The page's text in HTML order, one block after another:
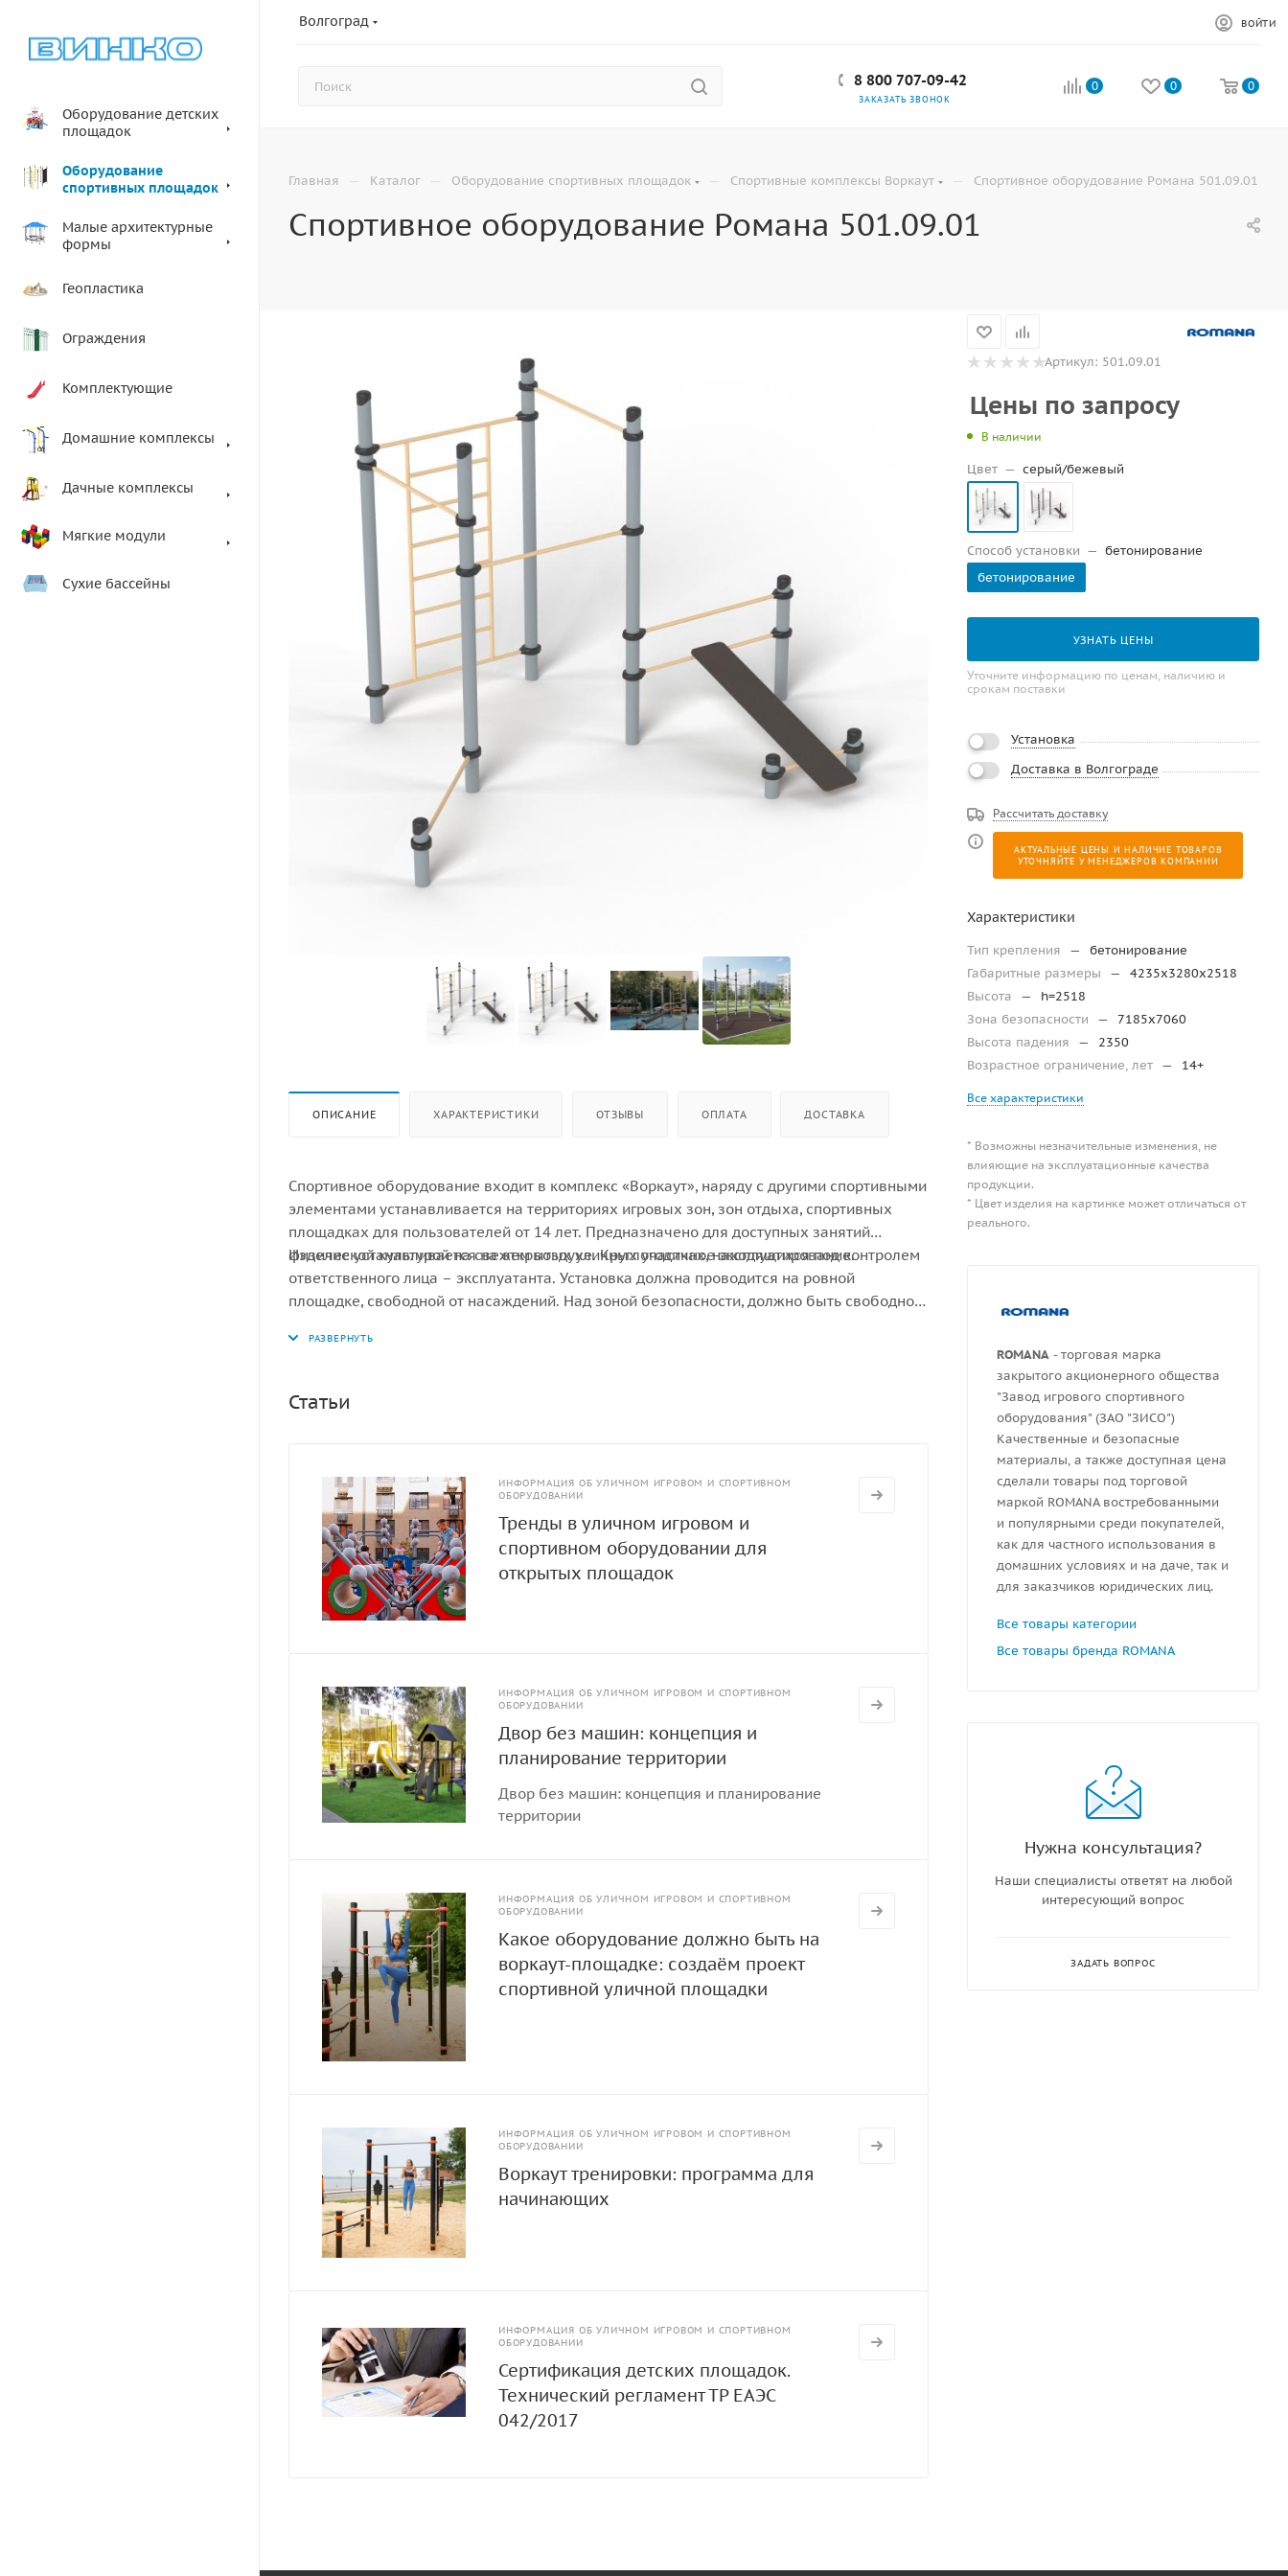
Волгоград ВОЙТИ
8 800 707-09-42
ЗАКАЗАТЬ ЗВОНОК
0 0 0
Оборудование детских
площадок
Оборудование
спортивных площадок
Малые архитектурные
формы
Геопластика
Ограждения
Комплектующие
Домашние комплексы
Дачные комплексы
Мягкие модули
Сухие бассейны
Главная — Каталог — Оборудование спортивных площадок — Спортивные комплексы Воркаут — Спортивное оборудование Романа 501.09.01
Спортивное оборудование Романа 501.09.01
ОПИСАНИЕ ХАРАКТЕРИСТИКИ ОТЗЫВЫ ОПЛАТА ДОСТАВКА
Спортивное оборудование входит в комплекс «Воркаут», наряду с другими спортивными
элементами устанавливается на территориях игровых зон, зон отдыха, спортивных
площадках для пользователей от 14 лет. Предназначено для доступных занятий
физической культурой на свежем воздухе. Круглогодичное эксплуатирование.
Изделие устанавливается на открытых уличных участках, находящихся под контролем
ответственного лица – эксплуатанта. Установка должна проводится на ровной
площадке, свободной от насаждений. Над зоной безопасности, должно быть свободное
Статьи
ИНФОРМАЦИЯ ОБ УЛИЧНОМ ИГРОВОМ И СПОРТИВНОМ
ОБОРУДОВАНИИ
Тренды в уличном игровом и
спортивном оборудовании для
открытых площадок
ИНФОРМАЦИЯ ОБ УЛИЧНОМ ИГРОВОМ И СПОРТИВНОМ
ОБОРУДОВАНИИ
Двор без машин: концепция и
планирование территории
Двор без машин: концепция и планирование
территории
ИНФОРМАЦИЯ ОБ УЛИЧНОМ ИГРОВОМ И СПОРТИВНОМ
ОБОРУДОВАНИИ
Какое оборудование должно быть на
воркаут-площадке: создаём проект
спортивной уличной площадки
ИНФОРМАЦИЯ ОБ УЛИЧНОМ ИГРОВОМ И СПОРТИВНОМ
ОБОРУДОВАНИИ
Воркаут тренировки: программа для
начинающих
ИНФОРМАЦИЯ ОБ УЛИЧНОМ ИГРОВОМ И СПОРТИВНОМ
ОБОРУДОВАНИИ
Сертификация детских площадок.
Технический регламент ТР ЕАЭС
042/2017
Артикул: 501.09.01
Цены по запросу
В наличии
Цвет — серый/бежевый
Способ установки — бетонирование
бетонирование
УЗНАТЬ ЦЕНЫ
Уточните информацию по ценам, наличию и
срокам поставки
Установка
Доставка в Волгограде
Рассчитать доставку
АКТУАЛЬНЫЕ ЦЕНЫ И НАЛИЧИЕ ТОВАРОВ
УТОЧНЯЙТЕ У МЕНЕДЖЕРОВ КОМПАНИИ
Характеристики
Тип крепления —
бетонирование
Габаритные размеры
—
4235х3280х2518
Высота
—
h=2518
Зона безопасности
—
7185х7060
Высота падения
—
2350
Возрастное ограничение, лет — 14+
Все характеристики
* Возможны незначительные изменения, не
влияющие на эксплуатационные качества
продукции.
* Цвет изделия на картинке может отличаться от
реального.
ROMANA - торговая марка
закрытого акционерного общества
"Завод игрового спортивного
оборудования" (ЗАО "ЗИСО")
Качественные и безопасные
материалы, а также доступная цена
сделали товары под торговой
маркой ROMANA востребованными
и популярными среди покупателей,
как для частного использования в
домашних условиях и на даче, так и
для заказчиков юридических лиц.
Все товары категории
Все товары бренда ROMANA
Нужна консультация?
Наши специалисты ответят на любой
интересующий вопрос
ЗАДАТЬ ВОПРОС